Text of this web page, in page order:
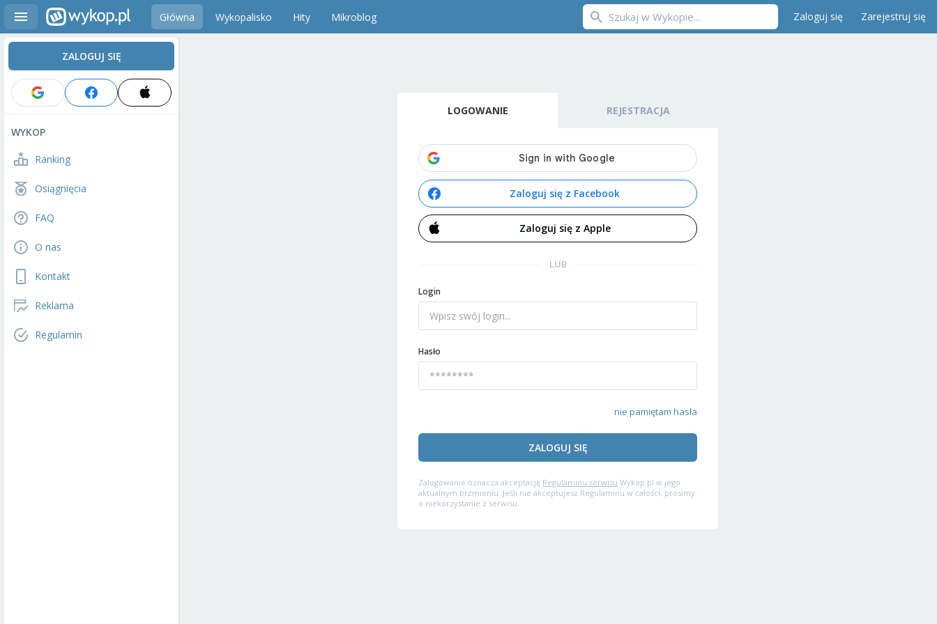
Główna Wykopalisko Hity Mikroblog Zaloguj się Zarejestruj się
ZALOGUJ SIĘ
WYKOP
Ranking
Osiągnięcia
FAQ
O nas
Kontakt
Reklama
Regulamin
LOGOWANIE REJESTRACJA
Zaloguj się z Facebook
Zaloguj się z Apple
LUB
Login
Hasło
nie pamiętam hasła
ZALOGUJ SIĘ
Zalogowanie oznacza akceptację Regulaminu serwisu Wykop.pl w jego
aktualnym brzmieniu. Jeśli nie akceptujesz Regulaminu w całości, prosimy
o niekorzystanie z serwisu.